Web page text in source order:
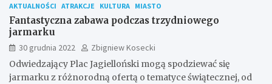
AKTUALNOŚCI ATRAKCJE KULTURA MIASTO
Fantastyczna zabawa podczas trzydniowego
jarmarku
30 grudnia 2022
Zbigniew Kosecki
Odwiedzający Plac Jagielloński mogą spodziewać się
jarmarku z różnorodną ofertą o tematyce świątecznej, od